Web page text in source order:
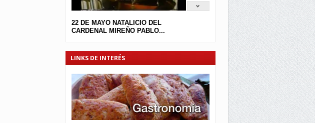
22 DE MAYO NATALICIO DEL
CARDENAL MIREÑO PABLO...
LINKS DE INTERÉS